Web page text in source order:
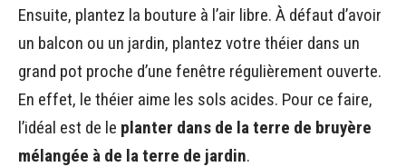
Ensuite, plantez la bouture à l’air libre. À défaut d’avoir
un balcon ou un jardin, plantez votre théier dans un
grand pot proche d’une fenêtre régulièrement ouverte.
En effet, le théier aime les sols acides. Pour ce faire,
l’idéal est de le planter dans de la terre de bruyère
mélangée à de la terre de jardin.